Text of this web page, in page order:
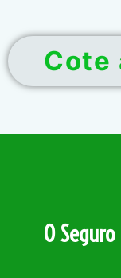
Cote
O